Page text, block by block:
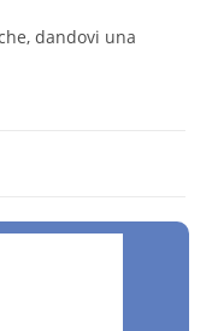
dandovi una